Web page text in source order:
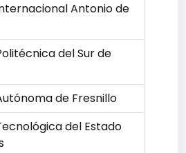
Antonio de
del Sur de
de Fresnillo
del Estado